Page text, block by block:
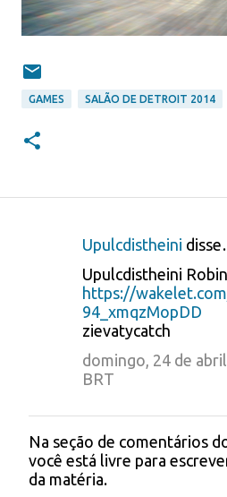
GAMES SALÃO DE DETROIT 2014
r
i
Upulcdistheini
Upulcdistheini
https://
94_xmqzMopDD
zievatycatch
domingo, 24 de
BRT
P
o
s
Na seção de comentários
você está livre para
da matéria.